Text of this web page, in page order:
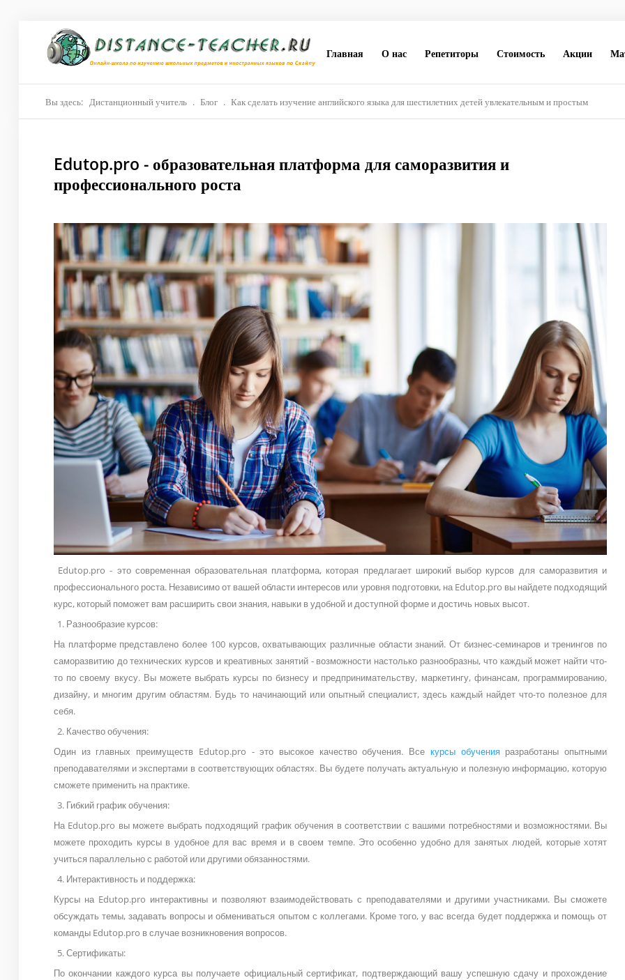
Главная
Репетиторы
Материалы
Главная О нас Репетиторы Стоимость Акции
Вы здесь: Дистанционный учитель . Блог . Как сделать изучение английского языка для шестилетних детей увлекательным и простым
Edutop.pro - образовательная платформа для саморазвития и
профессионального роста
Edutop.pro - это современная образовательная платформа, которая предлагает широкий выбор курсов для саморазвития и
профессионального роста. Независимо от вашей области интересов или уровня подготовки, на Edutop.pro вы найдете подходящий
курс, который поможет вам расширить свои знания, навыки в удобной и доступной форме и достичь новых высот.
Разнообразие курсов:
На платформе представлено более 100 курсов, охватывающих различные области знаний. От бизнес-семинаров и тренингов по
саморазвитию до технических курсов и креативных занятий - возможности настолько разнообразны, что каждый может найти что-
то по своему вкусу. Вы можете выбрать курсы по бизнесу и предпринимательству, маркетингу, финансам, программированию,
дизайну, и многим другим областям. Будь то начинающий или опытный специалист, здесь каждый найдет что-то полезное для
себя.
Качество обучения:
Один из главных преимуществ Edutop.pro - это высокое качество обучения. Все курсы обученияразработаны опытными
преподавателями и экспертами в соответствующих областях. Вы будете получать актуальную и полезную информацию, которую
сможете применить на практике.
Гибкий график обучения:
На Edutop.pro вы можете выбрать подходящий график обучения в соответствии с вашими потребностями и возможностями. Вы
можете проходить курсы в удобное для вас время и в своем темпе. Это особенно удобно для занятых людей, которые хотят
учиться параллельно с работой или другими обязанностями.
Интерактивность и поддержка:
Курсы на Edutop.pro интерактивны и позволяют взаимодействовать с преподавателями и другими участниками. Вы сможете
обсуждать темы, задавать вопросы и обмениваться опытом с коллегами. Кроме того, у вас всегда будет поддержка и помощь от
команды Edutop.pro в случае возникновения вопросов.
Сертификаты:
По окончании каждого курса вы получаете официальный сертификат, подтверждающий вашу успешную сдачу и прохождение